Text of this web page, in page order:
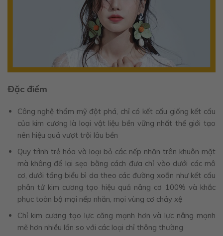
Đặc điểm
Công nghệ thẩm mỹ đột phá, chỉ có kết cấu giống kết cấu
của kim cương là loại vật liệu bền vững nhất thế giới tạo
nên hiệu quả vượt trội lâu bền
Quy trình trẻ hóa và loại bỏ các nếp nhăn trên khuôn mặt
mà không để lại sẹo bằng cách đưa chỉ vào dưới các mô
cơ, dưới tầng biểu bì da theo các đường xoắn như kết cấu
phân tử kim cương tạo hiệu quả nâng cơ 100% và khắc
phục toàn bộ mọi nếp nhăn, mọi vùng cơ chảy xệ
Chỉ kim cương tạo lực căng mạnh hơn và lực nâng mạnh
mẽ hơn nhiều lần so với các loại chỉ thông thường